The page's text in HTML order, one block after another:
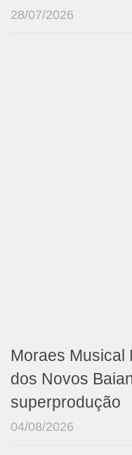
28/07/2026
Moraes Musical
dos Novos
superprodução
04/08/2026